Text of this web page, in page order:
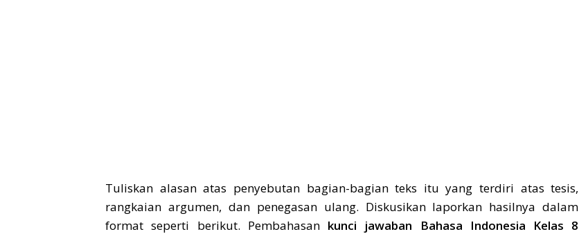
Tuliskan alasan atas penyebutan bagian-bagian teks itu yang terdiri atas tesis,
rangkaian argumen, dan penegasan ulang. Diskusikan laporkan hasilnya dalam
format seperti berikut. Pembahasan kunci jawaban Bahasa Indonesia Kelas 8